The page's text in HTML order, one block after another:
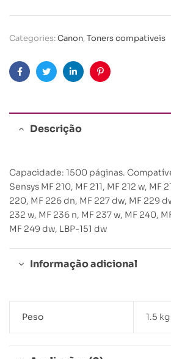
Categories:Canon,Toners compativeis
FacebookTwitterLinkedinPinterest
Descrição
Capacidade: 1500 páginas.
Sensys MF 210, MF 211, MF 212 w, MF
220, MF 226 dn, MF 227 dw, MF 229
232 w, MF 236 n, MF 237 w, MF 240,
MF 249 dw, LBP-151 dw
Informação adicional
Peso 1.5 kg